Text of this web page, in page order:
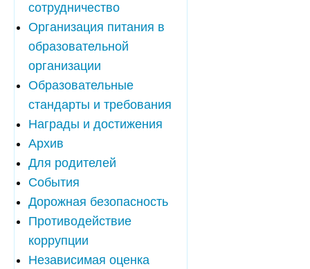
сотрудничество
Организация питания в
образовательной
организации
Образовательные
стандарты и требования
Награды и достижения
Архив
Для родителей
События
Дорожная безопасность
Противодействие
коррупции
Независимая оценка